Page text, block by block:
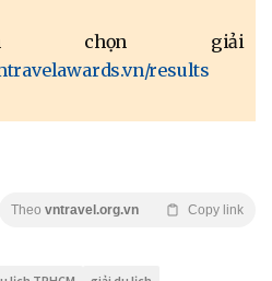
chọn giải
results
Theo vntravel.org.vn Copy link